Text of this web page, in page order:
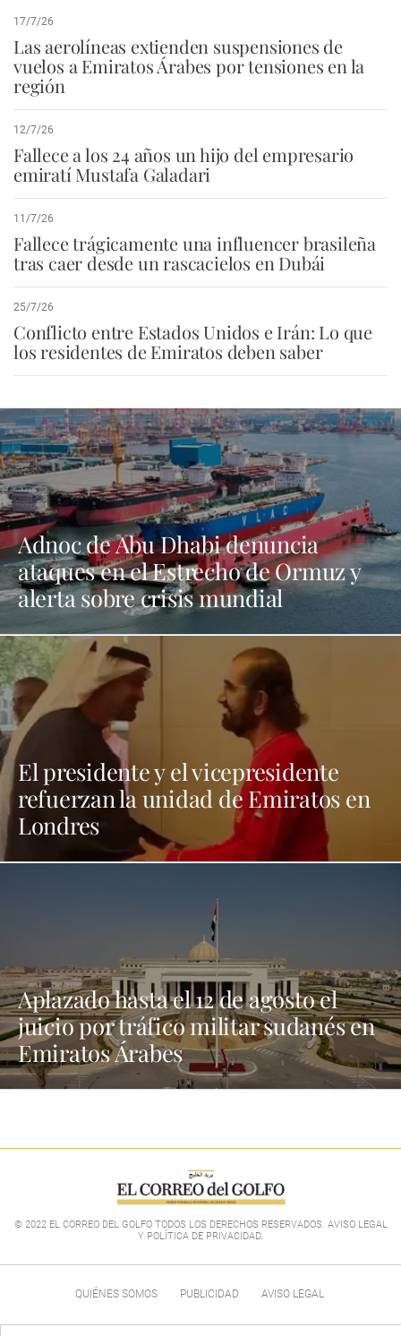
17/7/26
Las aerolíneas extienden suspensiones de
vuelos a Emiratos Árabes por tensiones en la
región
12/7/26
Fallece a los 24 años un hijo del empresario
emiratí Mustafa Galadari
11/7/26
Fallece trágicamente una influencer brasileña
tras caer desde un rascacielos en Dubái
25/7/26
Conflicto entre Estados Unidos e Irán: Lo que
los residentes de Emiratos deben saber
Adnoc de Abu Dhabi denuncia
ataques en el Estrecho de Ormuz y
alerta sobre crisis mundial
El presidente y el vicepresidente
refuerzan la unidad de Emiratos en
Londres
Aplazado hasta el 12 de agosto el
juicio por tráfico militar sudanés en
Emiratos Árabes
© 2022 EL CORREO DEL GOLFO TODOS LOS DERECHOS RESERVADOS. AVISO LEGAL
Y POLÍTICA DE PRIVACIDAD.
QUIÉNES SOMOS PUBLICIDAD AVISO LEGAL